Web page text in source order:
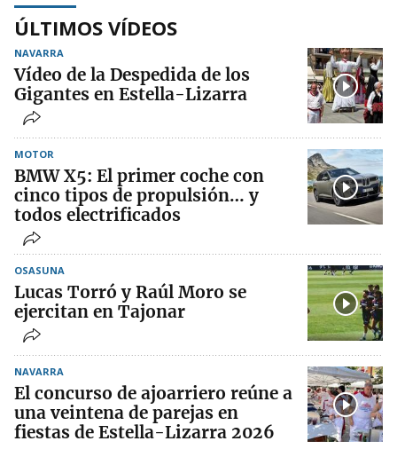
ÚLTIMOS VÍDEOS
NAVARRA
Vídeo de la Despedida de los
Gigantes en Estella-Lizarra
MOTOR
BMW X5: El primer coche con
cinco tipos de propulsión… y
todos electrificados
OSASUNA
Lucas Torró y Raúl Moro se
ejercitan en Tajonar
NAVARRA
El concurso de ajoarriero reúne a
una veintena de parejas en
fiestas de Estella-Lizarra 2026